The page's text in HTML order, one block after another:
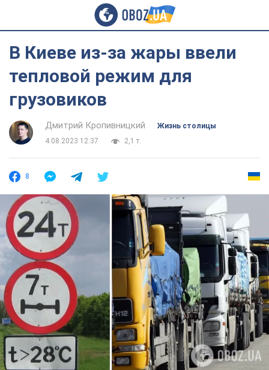
В Киеве из-за жары ввели
тепловой режим для
грузовиков
Дмитрий Кропивницкий
Жизнь столицы
4.08.2023 12:37
2,1 т.
8